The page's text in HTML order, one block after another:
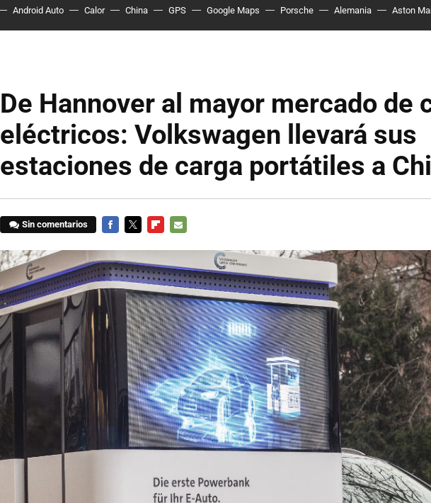
Android Auto Calor China GPS Google Maps Porsche Alemania Aston
De Hannover al mayor mercado de
eléctricos: Volkswagen llevará sus
estaciones de carga portátiles a
Sin comentarios